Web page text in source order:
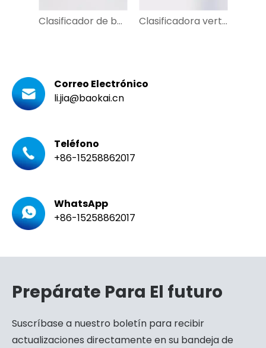
Clasificador de banda cruzada de bucle personalizado ampliamente utilizado con DWS para prendas de vestir, Express Clasificadora vertical de correa cruzada lineal para mensajería de correo
Correo Electrónico
li.jia@baokai.cn
Teléfono
+86-15258862017
WhatsApp
+86-15258862017
Prepárate Para El futuro
Suscríbase a nuestro boletín para recibir
actualizaciones directamente en su bandeja de